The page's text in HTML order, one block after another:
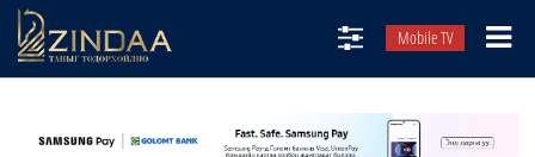
Mobile TV
ТВ8